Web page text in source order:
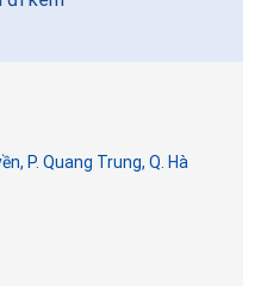
P. Quang Trung, Q. Hà